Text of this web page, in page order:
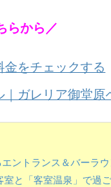
らから／
金をチェックする
｜ガレリア御堂原
ントランス＆バーラ
室と「客室温泉」で過